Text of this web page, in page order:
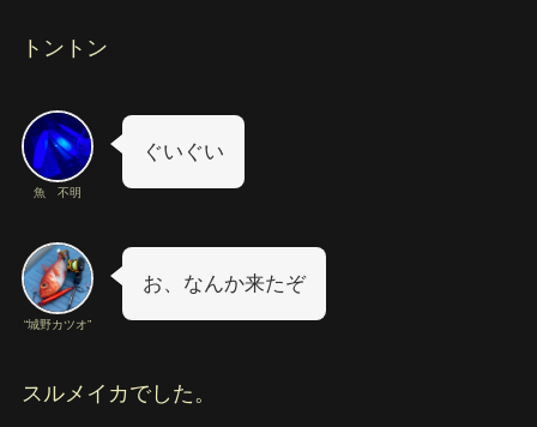
トントン
魚 不明
ぐいぐい
“城野カツオ”
お、なんか来たぞ
スルメイカでした。